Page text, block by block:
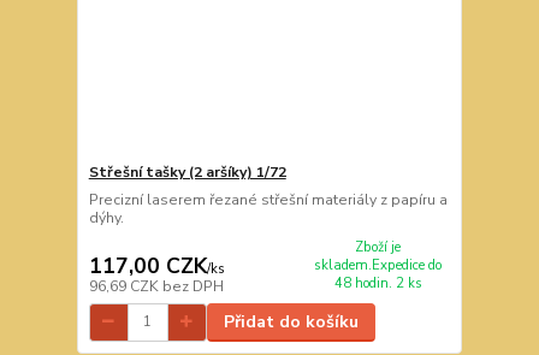
Střešní tašky (2 aršíky) 1/72
Precizní laserem řezané střešní materiály z papíru a
dýhy.
117,00 CZK/ks
96,69 CZK bez DPH
Zboží je
skladem.Expedice do
48 hodin. 2 ks
Přidat do košíku